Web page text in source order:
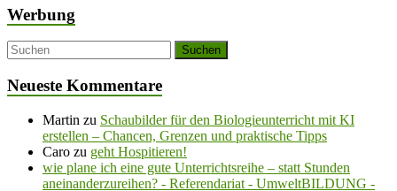
Werbung
Neueste Kommentare
Martin zu Schaubilder für den Biologieunterricht mit KI
erstellen – Chancen, Grenzen und praktische Tipps
Caro zu geht Hospitieren!
wie plane ich eine gute Unterrichtsreihe – statt Stunden
aneinanderzureihen? - Referendariat - UmweltBILDUNG -